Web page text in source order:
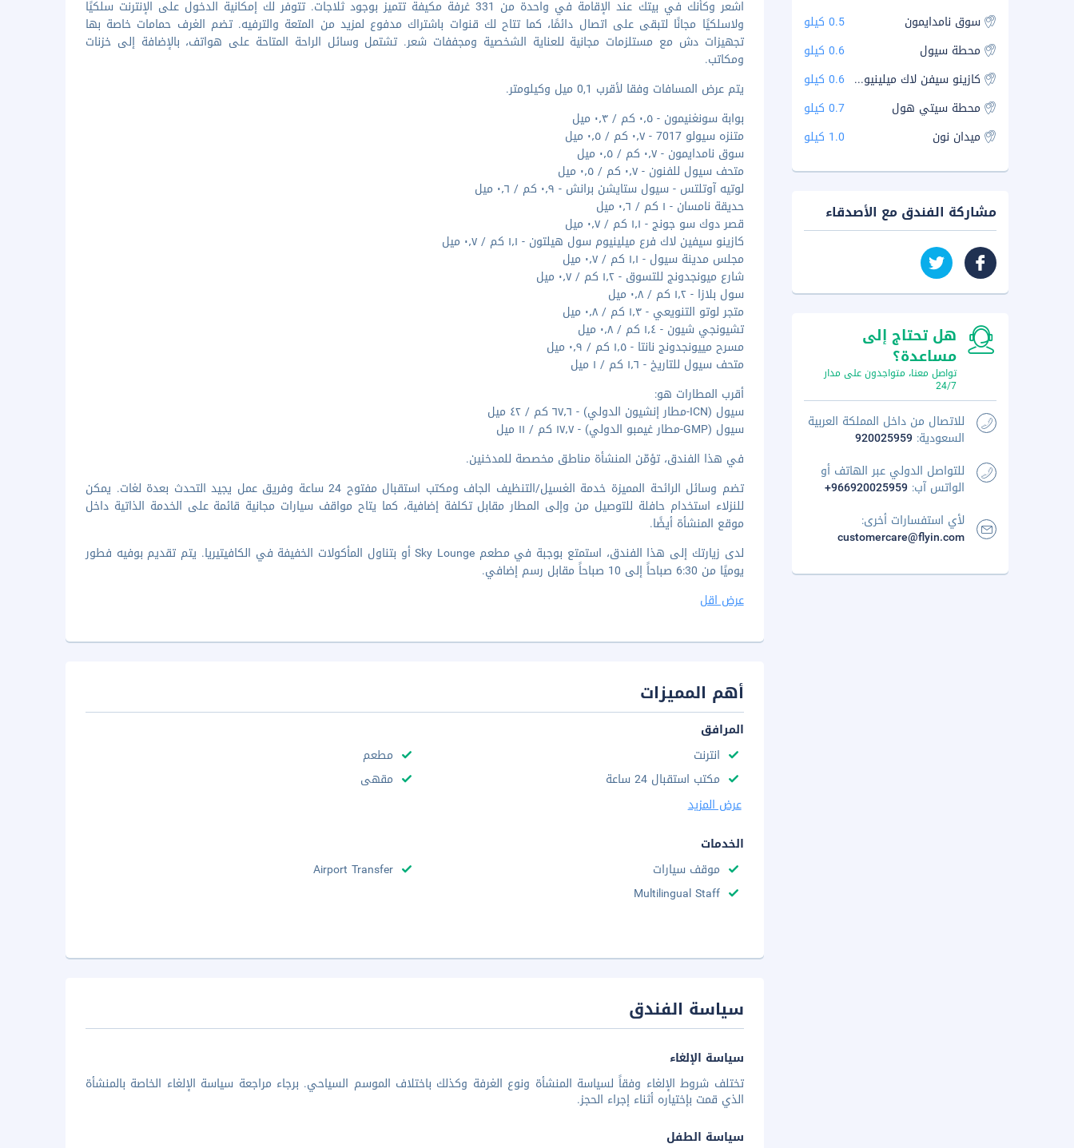
اشعر وكأنك في بيتك عند الإقامة في واحدة من 331 غرفة مكيفة تتميز بوجود ثلاجات. تتوفر لك إمكانية الدخول على الإنترنت سلكيًا
ولاسلكيًا مجانًا لتبقى على اتصال دائمًا، كما تتاح لك قنوات باشتراك مدفوع لمزيد من المتعة والترفيه. تضم الغرف حمامات خاصة بها
تجهيزات دش مع مستلزمات مجانية للعناية الشخصية ومجففات شعر. تشتمل وسائل الراحة المتاحة على هواتف، بالإضافة إلى خزنات
ومكاتب.
يتم عرض المسافات وفقا لأقرب 0,1 ميل وكيلومتر.
بوابة سونغنيمون - ٠٫٥ كم / ٠٫٣ ميل
متنزه سيولو 7017 - ٠٫٧ كم / ٠٫٥ ميل
سوق نامدايمون - ٠٫٧ كم / ٠٫٥ ميل
متحف سيول للفنون - ٠٫٧ كم / ٠٫٥ ميل
لوتيه آوتلتس - سيول ستايشن برانش - ٠٫٩ كم / ٠٫٦ ميل
حديقة نامسان - ١ كم / ٠٫٦ ميل
قصر دوك سو جونج - ١٫١ كم / ٠٫٧ ميل
كازينو سيفين لاك فرع ميلينيوم سول هيلتون - ١٫١ كم / ٠٫٧ ميل
مجلس مدينة سيول - ١٫١ كم / ٠٫٧ ميل
شارع ميونجدونج للتسوق - ١٫٢ كم / ٠٫٧ ميل
سول بلازا - ١٫٢ كم / ٠٫٨ ميل
متجر لوتو التنويعي - ١٫٣ كم / ٠٫٨ ميل
تشيونجي شيون - ١٫٤ كم / ٠٫٨ ميل
مسرح مييونجدونج نانتا - ١٫٥ كم / ٠٫٩ ميل
متحف سيول للتاريخ - ١٫٦ كم / ١ ميل
أقرب المطارات هو:
سيول (ICN-مطار إنشيون الدولي) - ٦٧٫٦ كم / ٤٢ ميل
سيول (GMP-مطار غيمبو الدولي) - ١٧٫٧ كم / ١١ ميل
في هذا الفندق، تؤمّن المنشأة مناطق مخصصة للمدخنين.
تضم وسائل الرائحة المميزة خدمة الغسيل/التنظيف الجاف ومكتب استقبال مفتوح 24 ساعة وفريق عمل يجيد التحدث بعدة لغات. يمكن
للنزلاء استخدام حافلة للتوصيل من وإلى المطار مقابل تكلفة إضافية، كما يتاح مواقف سيارات مجانية قائمة على الخدمة الذاتية داخل
موقع المنشأة أيضًا.
لدى زيارتك إلى هذا الفندق، استمتع بوجبة في مطعم Sky Lounge أو بتناول المأكولات الخفيفة في الكافيتيريا. يتم تقديم بوفيه فطور
يوميًا من 6:30 صباحاً إلى 10 صباحاً مقابل رسم إضافي.
عرض اقل
أهم المميزات
المرافق
انترنت
مطعم
مكتب استقبال 24 ساعة
مقهى
عرض المزيد
الخدمات
موقف سيارات
Airport Transfer
Multilingual Staff
سياسة الفندق
سياسة الإلغاء
تختلف شروط الإلغاء وفقاً لسياسة المنشأة ونوع الغرفة وكذلك باختلاف الموسم السياحي. برجاء مراجعة سياسة الإلغاء الخاصة بالمنشأة
الذي قمت بإختياره أثناء إجراء الحجز.
سياسة الطفل
سوق نامدايمون
0.5 كيلو
محطة سيول
0.6 كيلو
كازينو سيفن لاك ميلينيوم سيول هيلتون برانش 0.6 كيلو
محطة سيتي هول
0.7 كيلو
ميدان نون
1.0 كيلو
مشاركة الفندق مع الأصدقاء
هل تحتاج إلى
مساعدة؟
تواصل معنا، متواجدون على مدار
24/7
للاتصال من داخل المملكة العربية
السعودية: 920025959
للتواصل الدولي عبر الهاتف أو
الواتس آب: +966920025959
لأي استفسارات أخرى:
customercare@flyin.com